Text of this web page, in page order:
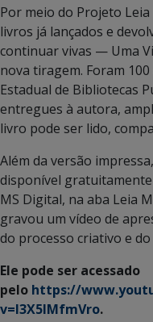
Por meio do Projeto
livros já lançados e
continuar vivas — Uma
nova tiragem. Foram
Estadual de Bibliotecas
entregues à autora,
livro pode ser lido,
Além da versão
disponível
MS Digital, na aba Leia
gravou um vídeo de
do processo criativo e
Ele pode ser acessado
pelo https://
v=I3X5IMfmVro.